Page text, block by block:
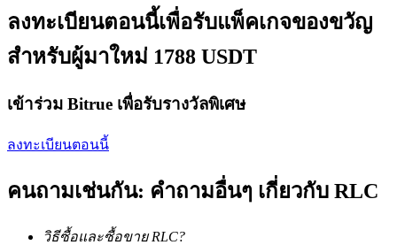
บริการยืมเงินที่ได้รับการสนับสนุนจาก Crypto
ลงทุนอัตโนมัติ
คว้าผลกำไรระยะยาวและผลประโยชน์ที่ยืดหยุ่น
ลงทะเบียนตอนนี้เพื่อรับแพ็คเกจของขวัญ
สำหรับผู้มาใหม่ 1788 USDT
เข้าร่วม Bitrue เพื่อรับรางวัลพิเศษ
ลงทะเบียนตอนนี้
คนถามเช่นกัน: คำถามอื่นๆ เกี่ยวกับ RLC
วิธีซื้อและซื้อขาย RLC?